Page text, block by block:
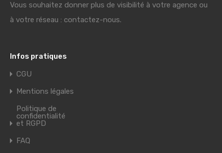
Vous souhaitez donner plus de visibilité à votre agence ou
à votre réseau : contactez-nous.
Infos pratiques
CGU
Mentions légales
Politique de
confidentialité
et RGPD
FAQ